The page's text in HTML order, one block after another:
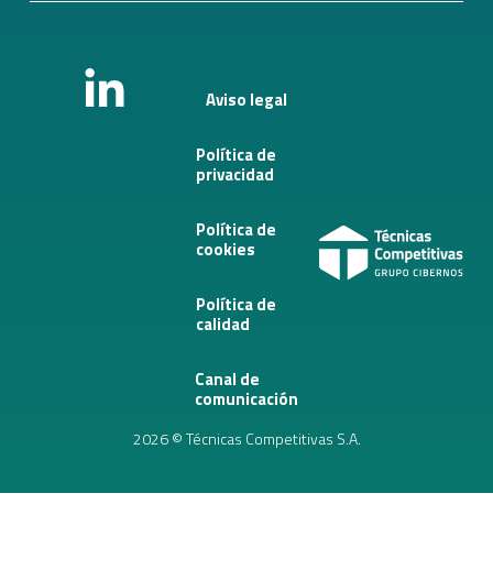
Aviso legal
Política de
privacidad
Política de
cookies
Política de
calidad
Canal de
comunicación
2026 © Técnicas Competitivas S.A.